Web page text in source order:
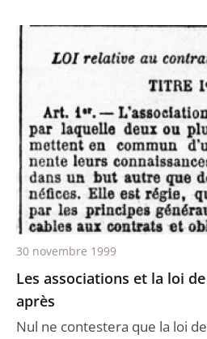
Les associations et la loi
après
Nul ne contestera que la loi
30 novembre 1999